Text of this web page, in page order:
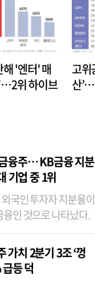
해 '엔터' 매
위 하이브
고위
산’…
융주… KB금융 지분
기업 중 1위
국인 투자자 지분율이
인 것으로 나타났다.
지난달 말 기준 해외
가치 2분기 3조 ‘껑
등 덕